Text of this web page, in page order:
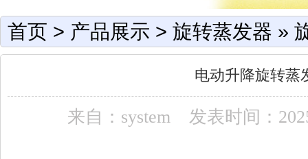
首页 > 产品展示 > 旋转蒸发器 »
电动升降旋转蒸
来自：system 发表时间：